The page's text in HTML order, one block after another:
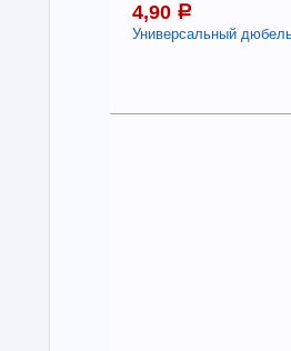
4,90 a
Универсальный